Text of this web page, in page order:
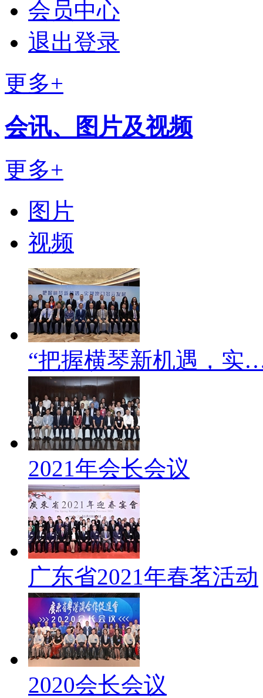
会员中心
退出登录
更多+
会讯、图片及视频
更多+
图片
视频
“把握横琴新机遇，实
2021年会长会议
广东省2021年春茗活动
2020会长会议